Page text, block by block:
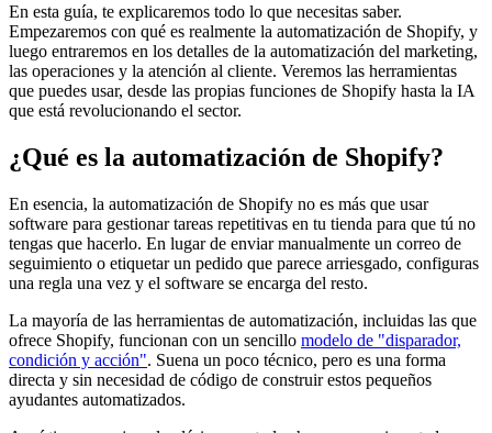
En esta guía, te explicaremos todo lo que necesitas saber.
Empezaremos con qué es realmente la automatización de Shopify, y
luego entraremos en los detalles de la automatización del marketing,
las operaciones y la atención al cliente. Veremos las herramientas
que puedes usar, desde las propias funciones de Shopify hasta la IA
que está revolucionando el sector.
¿Qué es la automatización de Shopify?
En esencia, la automatización de Shopify no es más que usar
software para gestionar tareas repetitivas en tu tienda para que tú no
tengas que hacerlo. En lugar de enviar manualmente un correo de
seguimiento o etiquetar un pedido que parece arriesgado, configuras
una regla una vez y el software se encarga del resto.
La mayoría de las herramientas de automatización, incluidas las que
ofrece Shopify, funcionan con un sencillo modelo de "disparador,
condición y acción". Suena un poco técnico, pero es una forma
directa y sin necesidad de código de construir estos pequeños
ayudantes automatizados.